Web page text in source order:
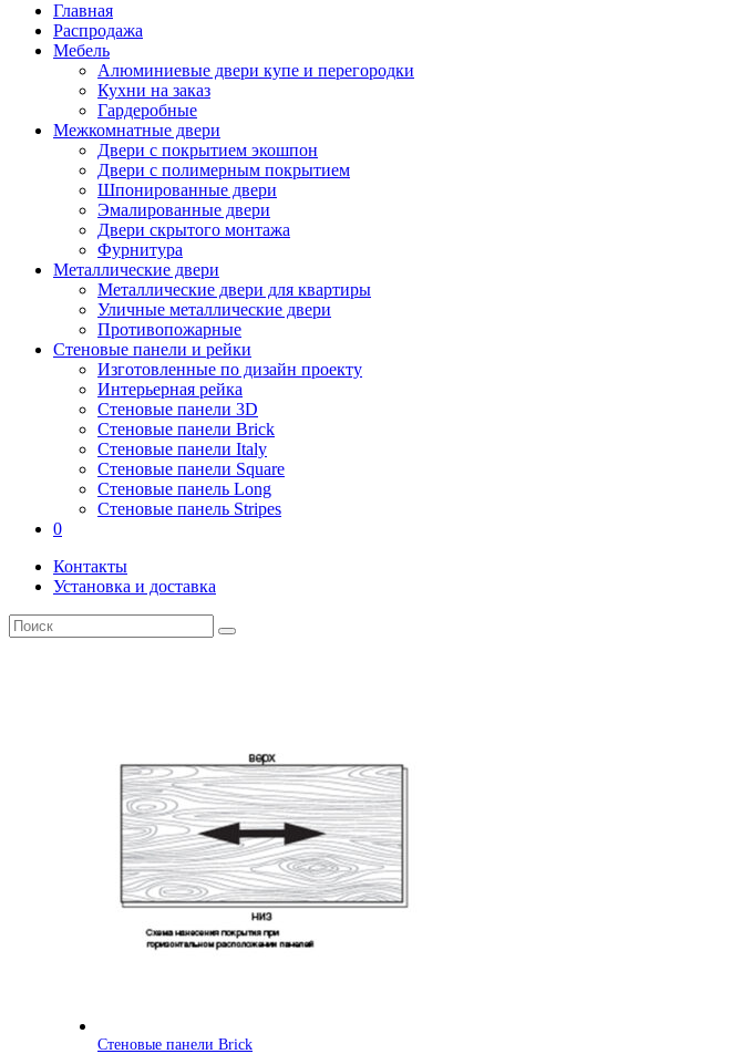
Главная
Распродажа
Мебель
Алюминиевые двери купе и перегородки
Кухни на заказ
Гардеробные
Межкомнатные двери
Двери с покрытием экошпон
Двери с полимерным покрытием
Шпонированные двери
Эмалированные двери
Двери скрытого монтажа
Фурнитура
Металлические двери
Металлические двери для квартиры
Уличные металлические двери
Противопожарные
Стеновые панели и рейки
Изготовленные по дизайн проекту
Интерьерная рейка
Стеновые панели 3D
Стеновые панели Brick
Стеновые панели Italy
Стеновые панели Square
Стеновые панель Long
Стеновые панель Stripes
0
Контакты
Установка и доставка
Стеновые панели Brick